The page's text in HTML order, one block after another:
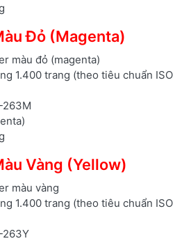
Đỏ (Magenta)
màu đỏ (magenta)
1.400 trang (theo tiêu chuẩn ISO
263M
Vàng (Yellow)
màu vàng
1.400 trang (theo tiêu chuẩn ISO
263Y